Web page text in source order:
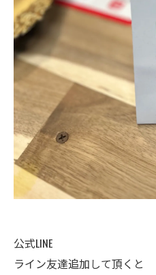
公式LINE
ライン友達追加して頂くと